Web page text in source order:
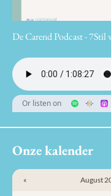
De Carend Podcast - 7Stil
Or listen on
Onze kalender
« August